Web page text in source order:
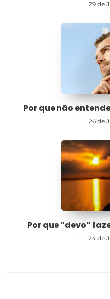
29 de
Por que não
26 de
Por que “devo”
24 de